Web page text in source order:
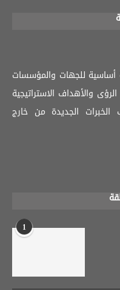
أساسية للجهات والمؤسسات
والأهداف الاستراتيجية
الجديدة من خارج
1